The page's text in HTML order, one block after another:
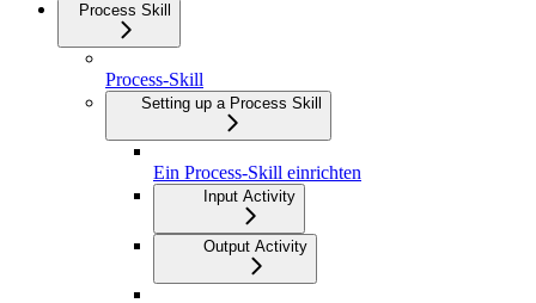
Process Skill
Process-Skill
Setting up a Process Skill
Ein Process-Skill einrichten
Input Activity
Output Activity